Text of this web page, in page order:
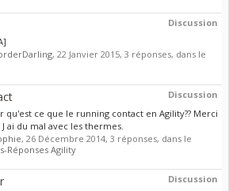
Discussion
, 22 Janvier 2015, 3 réponses, dans le
Discussion
qu'est ce que le running contact en Agility?? Merci
J ai du mal avec les thermes.
, 26 Décembre 2014, 3 réponses, dans le
Réponses Agility
Discussion